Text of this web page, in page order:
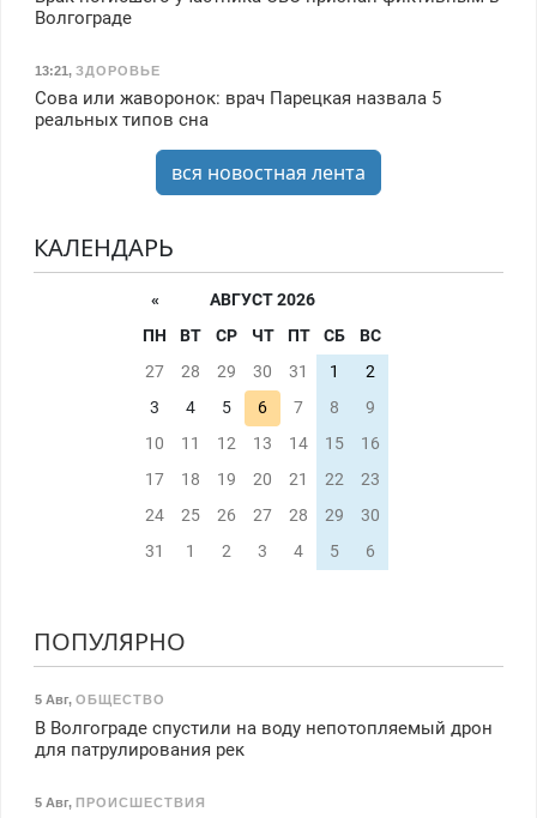
Волгограде
13:21, ЗДОРОВЬЕ
Сова или жаворонок: врач Парецкая назвала 5
реальных типов сна
вся новостная лента
КАЛЕНДАРЬ
«
АВГУСТ 2026
ПН
ВТ СР ЧТ ПТ СБ
ВС
27
28 29 30 31 1
2
3
4 5 6 7 8
9
10
11 12 13 14 15
16
17
18 19 20 21 22
23
24
25 26 27 28 29
30
31
1 2 3 4 5 6
ПОПУЛЯРНО
5 Авг, ОБЩЕСТВО
В Волгограде спустили на воду непотопляемый дрон
для патрулирования рек
5 Авг, ПРОИСШЕСТВИЯ